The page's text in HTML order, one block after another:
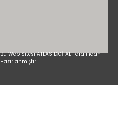
Bu Web Sitesi ATLAS DİGİTAL Tarafından
Hazırlanmıştır.